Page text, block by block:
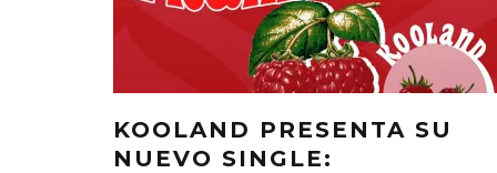
KOOLAND PRESENTA SU
NUEVO SINGLE: